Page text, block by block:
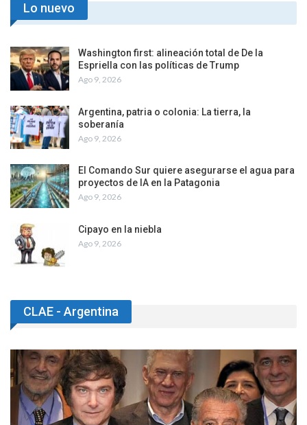
Lo nuevo
Washington first: alineación total de De la
Espriella con las políticas de Trump
Ago 9, 2026
Argentina, patria o colonia: La tierra, la
soberanía
Ago 9, 2026
El Comando Sur quiere asegurarse el agua para
proyectos de IA en la Patagonia
Ago 9, 2026
Cipayo en la niebla
Ago 9, 2026
CLAE - Argentina